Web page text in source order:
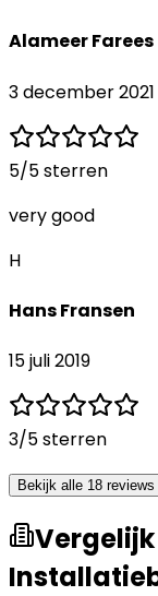
Alameer Farees
3 december 2021
5/5 sterren
very good
H
Hans Fransen
15 juli 2019
3/5 sterren
Bekijk alle 18 reviews